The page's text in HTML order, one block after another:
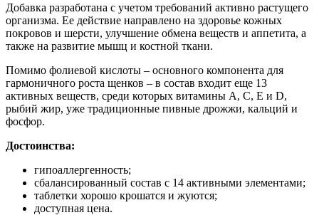
Добавка разработана с учетом требований активно растущего
организма. Ее действие направлено на здоровье кожных
покровов и шерсти, улучшение обмена веществ и аппетита, а
также на развитие мышц и костной ткани.
Помимо фолиевой кислоты – основного компонента для
гармоничного роста щенков – в состав входит еще 13
активных веществ, среди которых витамины А, С, Е и D,
рыбий жир, уже традиционные пивные дрожжи, кальций и
фосфор.
Достоинства:
гипоаллергенность;
сбалансированный состав с 14 активными элементами;
таблетки хорошо крошатся и жуются;
доступная цена.